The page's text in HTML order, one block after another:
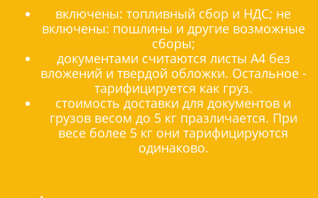
включены: топливный сбор и НДС; не
включены: пошлины и другие возможные
сборы;
документами считаются листы А4 без
вложений и твердой обложки. Остальное -
тарифицируется как груз.
стоимость доставки для документов и
грузов весом до 5 кг празличается. При
весе более 5 кг они тарифицируются
одинаково.